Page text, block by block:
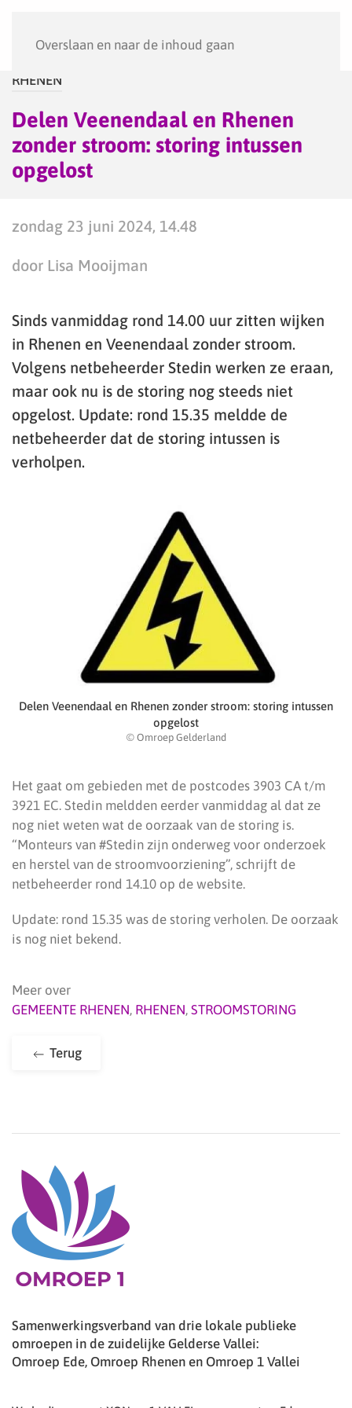
Overslaan en naar de inhoud gaan
RHENEN
Delen Veenendaal en Rhenen
zonder stroom: storing intussen
opgelost
zondag 23 juni 2024, 14.48
door Lisa Mooijman
Sinds vanmiddag rond 14.00 uur zitten wijken
in Rhenen en Veenendaal zonder stroom.
Volgens netbeheerder Stedin werken ze eraan,
maar ook nu is de storing nog steeds niet
opgelost. Update: rond 15.35 meldde de
netbeheerder dat de storing intussen is
verholpen.
Delen Veenendaal en Rhenen zonder stroom: storing intussen
opgelost
© Omroep Gelderland
Het gaat om gebieden met de postcodes 3903 CA t/m
3921 EC. Stedin meldden eerder vanmiddag al dat ze
nog niet weten wat de oorzaak van de storing is.
“Monteurs van #Stedin zijn onderweg voor onderzoek
en herstel van de stroomvoorziening”, schrijft de
netbeheerder rond 14.10 op de website.
Update: rond 15.35 was de storing verholen. De oorzaak
is nog niet bekend.
Meer over
GEMEENTE RHENEN, RHENEN, STROOMSTORING
Terug
Samenwerkingsverband van drie lokale publieke
omroepen in de zuidelijke Gelderse Vallei:
Omroep Ede, Omroep Rhenen en Omroep 1 Vallei